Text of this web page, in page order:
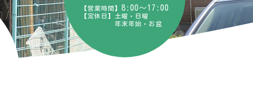
【営業時間】 8:00～17:00
【定休日】土曜・日曜
年末年始・お盆